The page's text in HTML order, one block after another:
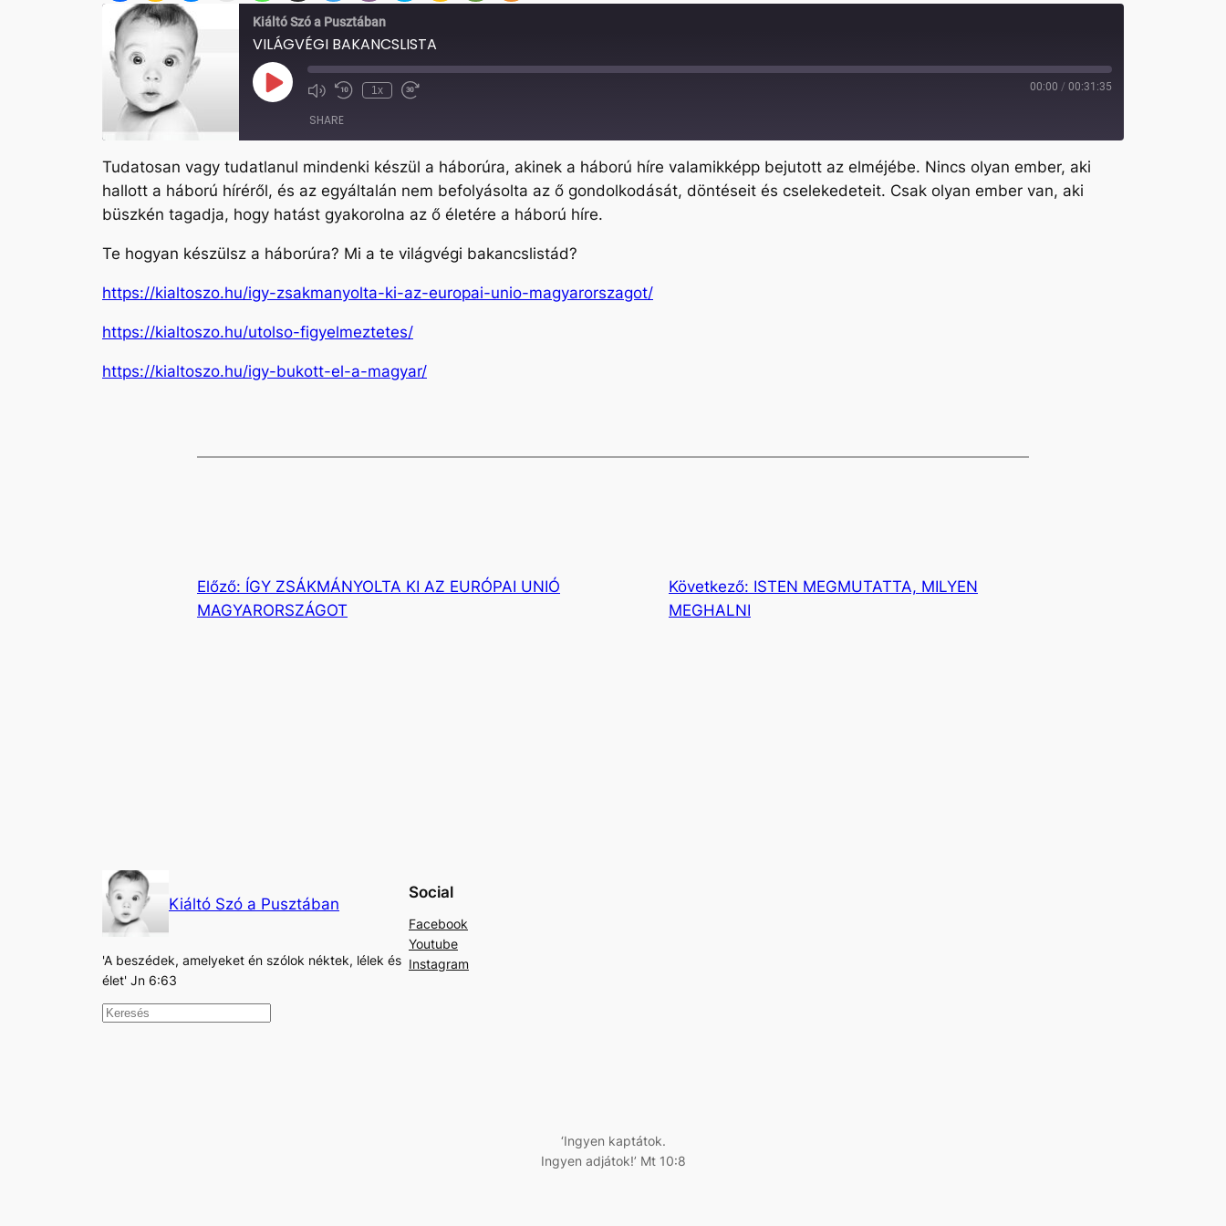
Kiáltó Szó a Pusztában
VILÁGVÉGI BAKANCSLISTA
Play
Episode Mute/Unmute
Rewind
1x
Fast
00:00 / 00:31:35
SHARE
SHARE
LINK
EMBED
Tudatosan vagy tudatlanul mindenki készül a háborúra, akinek a háború híre valamikképp bejutott az elméjébe. Nincs olyan ember, aki
hallott a háború híréről, és az egyáltalán nem befolyásolta az ő gondolkodását, döntéseit és cselekedeteit. Csak olyan ember van, aki
büszkén tagadja, hogy hatást gyakorolna az ő életére a háború híre.
Te hogyan készülsz a háborúra? Mi a te világvégi bakancslistád?
https://kialtoszo.hu/igy-zsakmanyolta-ki-az-europai-unio-magyarorszagot/
https://kialtoszo.hu/utolso-figyelmeztetes/
https://kialtoszo.hu/igy-bukott-el-a-magyar/
Előző: ÍGY ZSÁKMÁNYOLTA KI AZ EURÓPAI UNIÓ
MAGYARORSZÁGOT
Következő: ISTEN MEGMUTATTA, MILYEN
MEGHALNI
Kiáltó Szó a Pusztában
'A beszédek, amelyeket én szólok néktek, lélek és
élet' Jn 6:63
K
Social
Facebook
Youtube
Instagram
‘Ingyen kaptátok.
Ingyen adjátok!’ Mt 10:8